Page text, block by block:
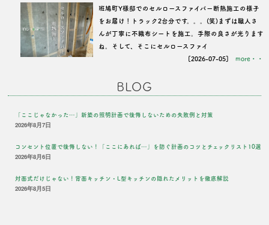
班鳩町Y様邸でのセルロースファイバー断熱施工の様子
をお届け！トラック2台分です。。。(笑)まずは職人さ
んが丁寧に不織布シートを施工。手際の良さが光ります
ね。そして、そこにセルロースファイ
[2026-07-05] more・・
BLOG
「ここじゃなかった…」新築の照明計画で後悔しないための失敗例と対策
2026年8月7日
コンセント位置で後悔しない！「ここにあれば…」を防ぐ計画のコツとチェックリスト10選
2026年8月6日
対面式だけじゃない！背面キッチン・L型キッチンの隠れたメリットを徹底解説
2026年8月5日